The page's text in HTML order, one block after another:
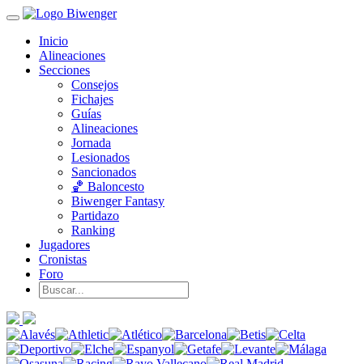
Inicio
Alineaciones
Secciones
Consejos
Fichajes
Guías
Alineaciones
Jornada
Lesionados
Sancionados
🏀 Baloncesto
Biwenger Fantasy
Partidazo
Ranking
Jugadores
Cronistas
Foro